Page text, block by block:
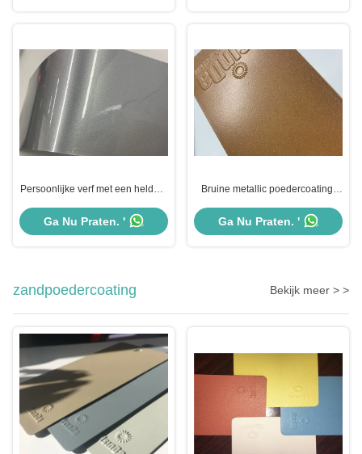
Persoonlijke verf met een heldere
polyestercoating, voor wielen
Ga Nu Praten. '
Bruine metallic poedercoating,
poedercoating
Ga Nu Praten. '
zandpoedercoating Bekijk meer > >